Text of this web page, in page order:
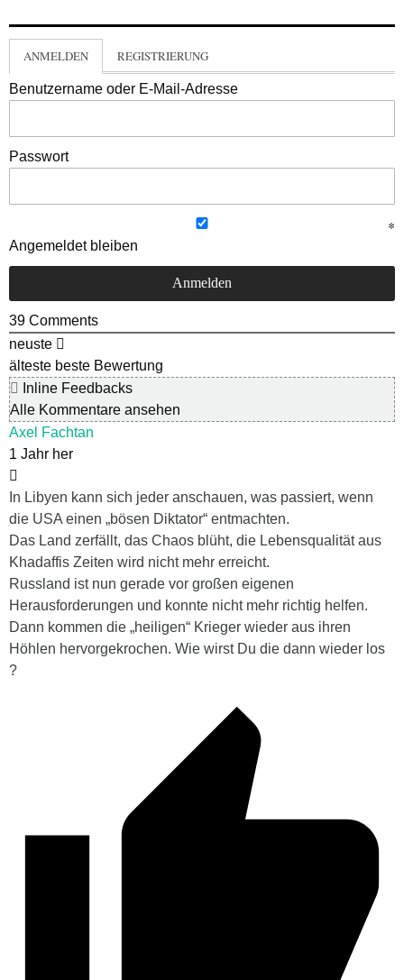
ANMELDEN REGISTRIERUNG
Benutzername oder E-Mail-Adresse
Passwort
Angemeldet bleiben
39 Comments
neuste
älteste beste Bewertung
Inline Feedbacks
Alle Kommentare ansehen
Axel Fachtan
1 Jahr her
In Libyen kann sich jeder anschauen, was passiert, wenn
die USA einen „bösen Diktator“ entmachten.
Das Land zerfällt, das Chaos blüht, die Lebensqualität aus
Khadaffis Zeiten wird nicht mehr erreicht.
Russland ist nun gerade vor großen eigenen
Herausforderungen und konnte nicht mehr richtig helfen.
Dann kommen die „heiligen“ Krieger wieder aus ihren
Höhlen hervorgekrochen. Wie wirst Du die dann wieder los
?